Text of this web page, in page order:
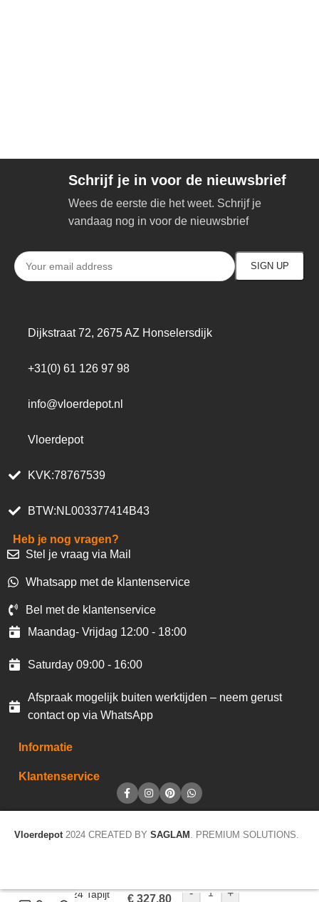
Schrijf je in voor de nieuwsbrief
Wees de eerste die het weet. Schrijf je
vandaag nog in voor de nieuwsbrief
Dijkstraat 72, 2675 AZ Honselersdijk
+31(0) 61 126 97 98
info@vloerdepot.nl
Vloerdepot
KVK:78767539
BTW:NL003377414B43
Heb je nog vragen?
Stel je vraag via Mail
Whatsapp met de klantenservice
Bel met de klantenservice
Maandag- Vrijdag 12:00 - 18:00
Saturday 09:00 - 16:00
Afspraak mogelijk buiten werktijden – neem gerust
contact op via WhatsApp
Informatie
Klantenservice
Vloerdepot 2024 CREATED BY SAGLAM . PREMIUM SOLUTIONS.
Wool 24 Tapijt
€ 327,80 - +